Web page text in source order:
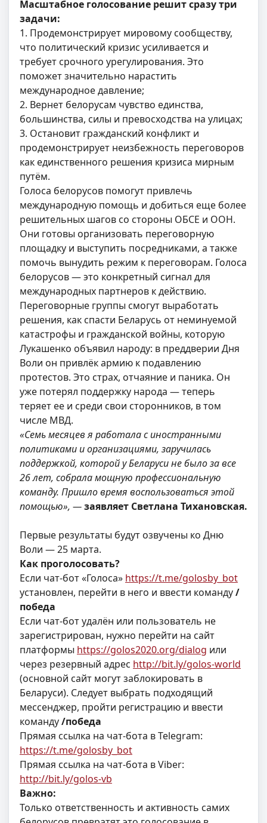
Масштабное голосование решит сразу три
задачи:
1. Продемонстрирует мировому сообществу,
что политический кризис усиливается и
требует срочного урегулирования. Это
поможет значительно нарастить
международное давление;
2. Вернет белорусам чувство единства,
большинства, силы и превосходства на улицах;
3. Остановит гражданский конфликт и
продемонстрирует неизбежность переговоров
как единственного решения кризиса мирным
путём.
Голоса белорусов помогут привлечь
международную помощь и добиться еще более
решительных шагов со стороны ОБСЕ и ООН.
Они готовы организовать переговорную
площадку и выступить посредниками, а также
помочь вынудить режим к переговорам. Голоса
белорусов — это конкретный сигнал для
международных партнеров к действию.
Переговорные группы смогут выработать
решения, как спасти Беларусь от неминуемой
катастрофы и гражданской войны, которую
Лукашенко объявил народу: в преддверии Дня
Воли он привлёк армию к подавлению
протестов. Это страх, отчаяние и паника. Он
уже потерял поддержку народа — теперь
теряет ее и среди свои сторонников, в том
числе МВД.
«Семь месяцев я работала с иностранными
политиками и организациями, заручилась
поддержкой, которой у Беларуси не было за все
26 лет, собрала мощную профессиональную
команду. Пришло время воспользоваться этой
помощью», —заявляет Светлана Тихановская.
Первые результаты будут озвучены ко Дню
Воли — 25 марта.
Как проголосовать?
Если чат-бот «Голоса» https://t.me/golosby_bot
установлен, перейти в него и ввести команду/
победа
Если чат-бот удалён или пользователь не
зарегистрирован, нужно перейти на сайт
платформы https://golos2020.org/dialog или
через резервный адрес http://bit.ly/golos-world
(основной сайт могут заблокировать в
Беларуси). Следует выбрать подходящий
мессенджер, пройти регистрацию и ввести
команду/победа
Прямая ссылка на чат-бота в Telegram:
https://t.me/golosby_bot
Прямая ссылка на чат-бота в Viber:
http://bit.ly/golos-vb
Важно:
Только ответственность и активность самих